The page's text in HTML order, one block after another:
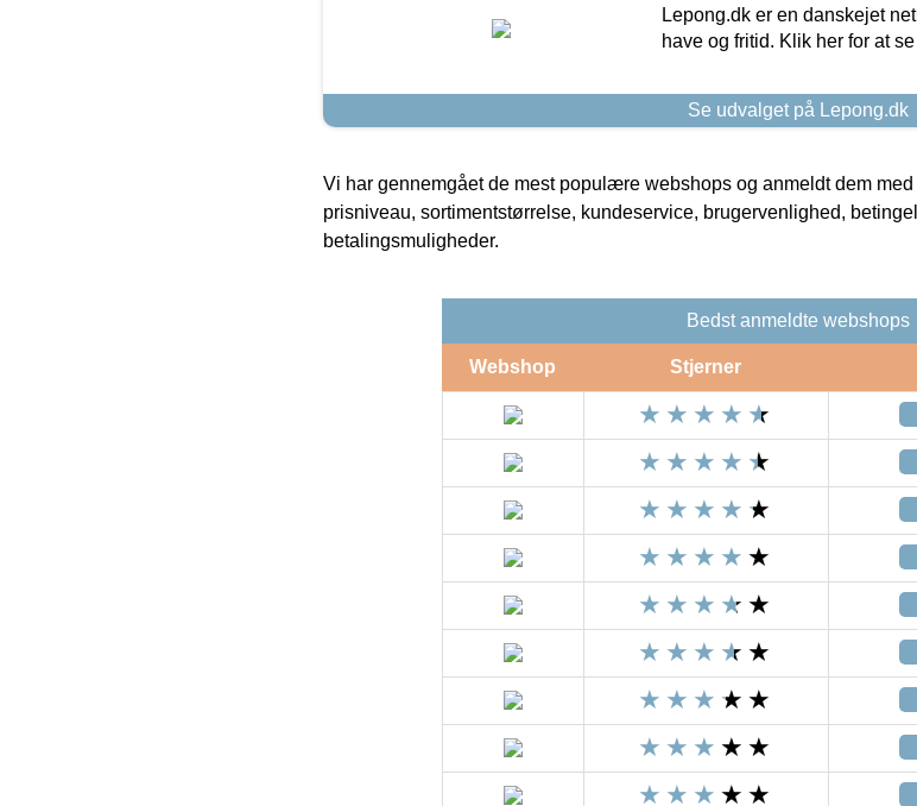
Lepong.dk er en danskejet
have og fritid. Klik her for at
Se udvalget på Lepong.dk
Vi har gennemgået de mest populære webshops og anmeldt dem
prisniveau, sortimentstørrelse, kundeservice, brugervenlighed,
betalingsmuligheder.
Bedst anmeldte webshops
Webshop Stjerner